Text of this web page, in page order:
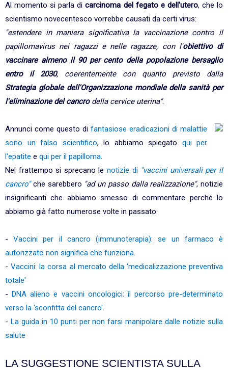
Al momento si parla dicarcinoma del fegato e dell'utero, che lo
scientismo novecentesco vorrebbe causati da certi virus:
"estendere in maniera significativa la vaccinazione contro il
papillomavirus nei ragazzi e nelle ragazze, con l'obiettivo di
vaccinare almeno il 90 per cento della popolazione bersaglio
entro il 2030, coerentemente con quanto previsto dalla
Strategia globale dell'Organizzazione mondiale della sanità per
l'eliminazione del cancrodella cervice uterina".
Annunci come questo di fantasiose eradicazioni di malattie
sono un falso scientifico, lo abbiamo spiegato qui per
l'epatite e qui per il papilloma.
Nel frattempo si sprecano le notizie di "vaccini universali per il
cancro"che sarebbero "ad un passo dalla realizzazione", notizie
insignificanti che abbiamo smesso di commentare perché lo
abbiamo già fatto numerose volte in passato:
-Vaccini per il cancro (immunoterapia): se un farmaco è
autorizzato non significa che funziona.
-Vaccini: la corsa al mercato della 'medicalizzazione preventiva
totale'
- DNA alieno e vaccini oncologici: il percorso pre-determinato
verso la 'sconfitta del cancro'.
- La guida in 10 punti per non farsi manipolare dalle notizie sulla
salute
LA SUGGESTIONE SCIENTISTA SULLA